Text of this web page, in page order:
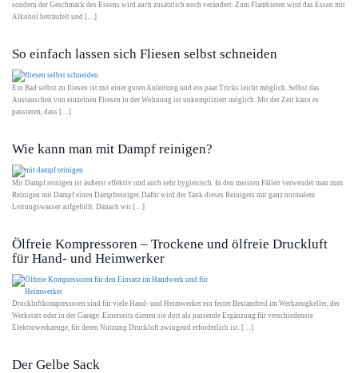
sondern der Geschmack des Essens wird auch zusätzlich noch verändert. Zum Flambieren wird das Essen mit
Alkohol beträufelt und […]
So einfach lassen sich Fliesen selbst schneiden
Ein Bad selbst zu fliesen ist mit einer guten Anleitung und ein paar Tricks leicht möglich. Selbst das
Austauschen von einzelnen Fliesen in der Wohnung ist unkompliziert möglich. Mit der Zeit kann es
passieren, dass […]
Wie kann man mit Dampf reinigen?
Mit Dampf reinigen ist äußerst effektiv und auch sehr hygienisch. In den meisten Fällen verwendet man zum
Reinigen mit Dampf einen Dampfreiniger. Dafür wird der Tank dieses Reinigers mit ganz normalem
Leitungswasser aufgefüllt. Danach wir […]
Ölfreie Kompressoren – Trockene und ölfreie Druckluft
für Hand- und Heimwerker
Druckluftkompressoren sind für viele Hand- und Heimwerker ein fester Bestandteil im Werkzeugkeller, der
Werkstatt oder in der Garage. Einerseits dienen sie dort als passende Ergänzung für verschiedenste
Elektrowerkzeuge, für deren Nutzung Druckluft zwingend erforderlich ist. […]
Der Gelbe Sack